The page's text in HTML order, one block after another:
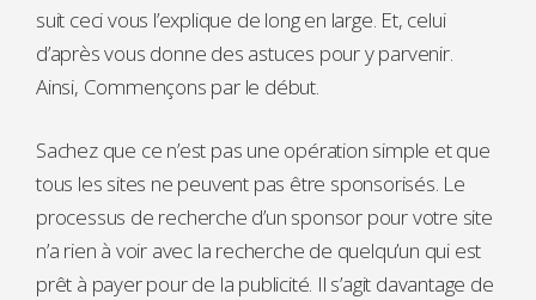
suit ceci vous l’explique de long en large. Et, celui
d’après vous donne des astuces pour y parvenir.
Ainsi, Commençons par le début.
Sachez que ce n’est pas une opération simple et que
tous les sites ne peuvent pas être sponsorisés. Le
processus de recherche d’un sponsor pour votre site
n’a rien à voir avec la recherche de quelqu’un qui est
prêt à payer pour de la publicité. Il s’agit davantage de